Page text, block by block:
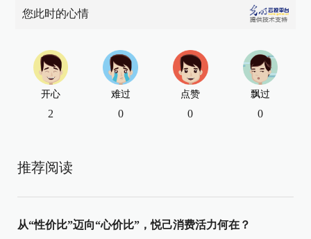
您此时的心情
开心
2
难过
0
点赞
0
飘过
0
推荐阅读
从“性价比”迈向“心价比”，悦己消费活力何在？